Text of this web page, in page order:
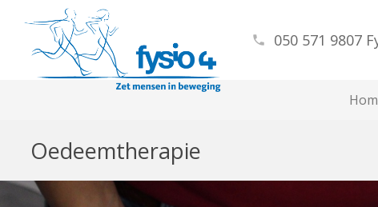
phone 050 571 9807
Oedeemtherapie